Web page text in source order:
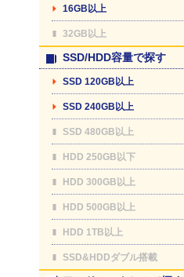
16GB以上
32GB以上
SSD/HDD容量で探す
SSD 120GB以上
SSD 240GB以上
SSD 480GB以上
HDD 250GB以下
HDD 300GB以上
HDD 500GB以上
HDD 1TB以上
SSD&HDDダブル搭載